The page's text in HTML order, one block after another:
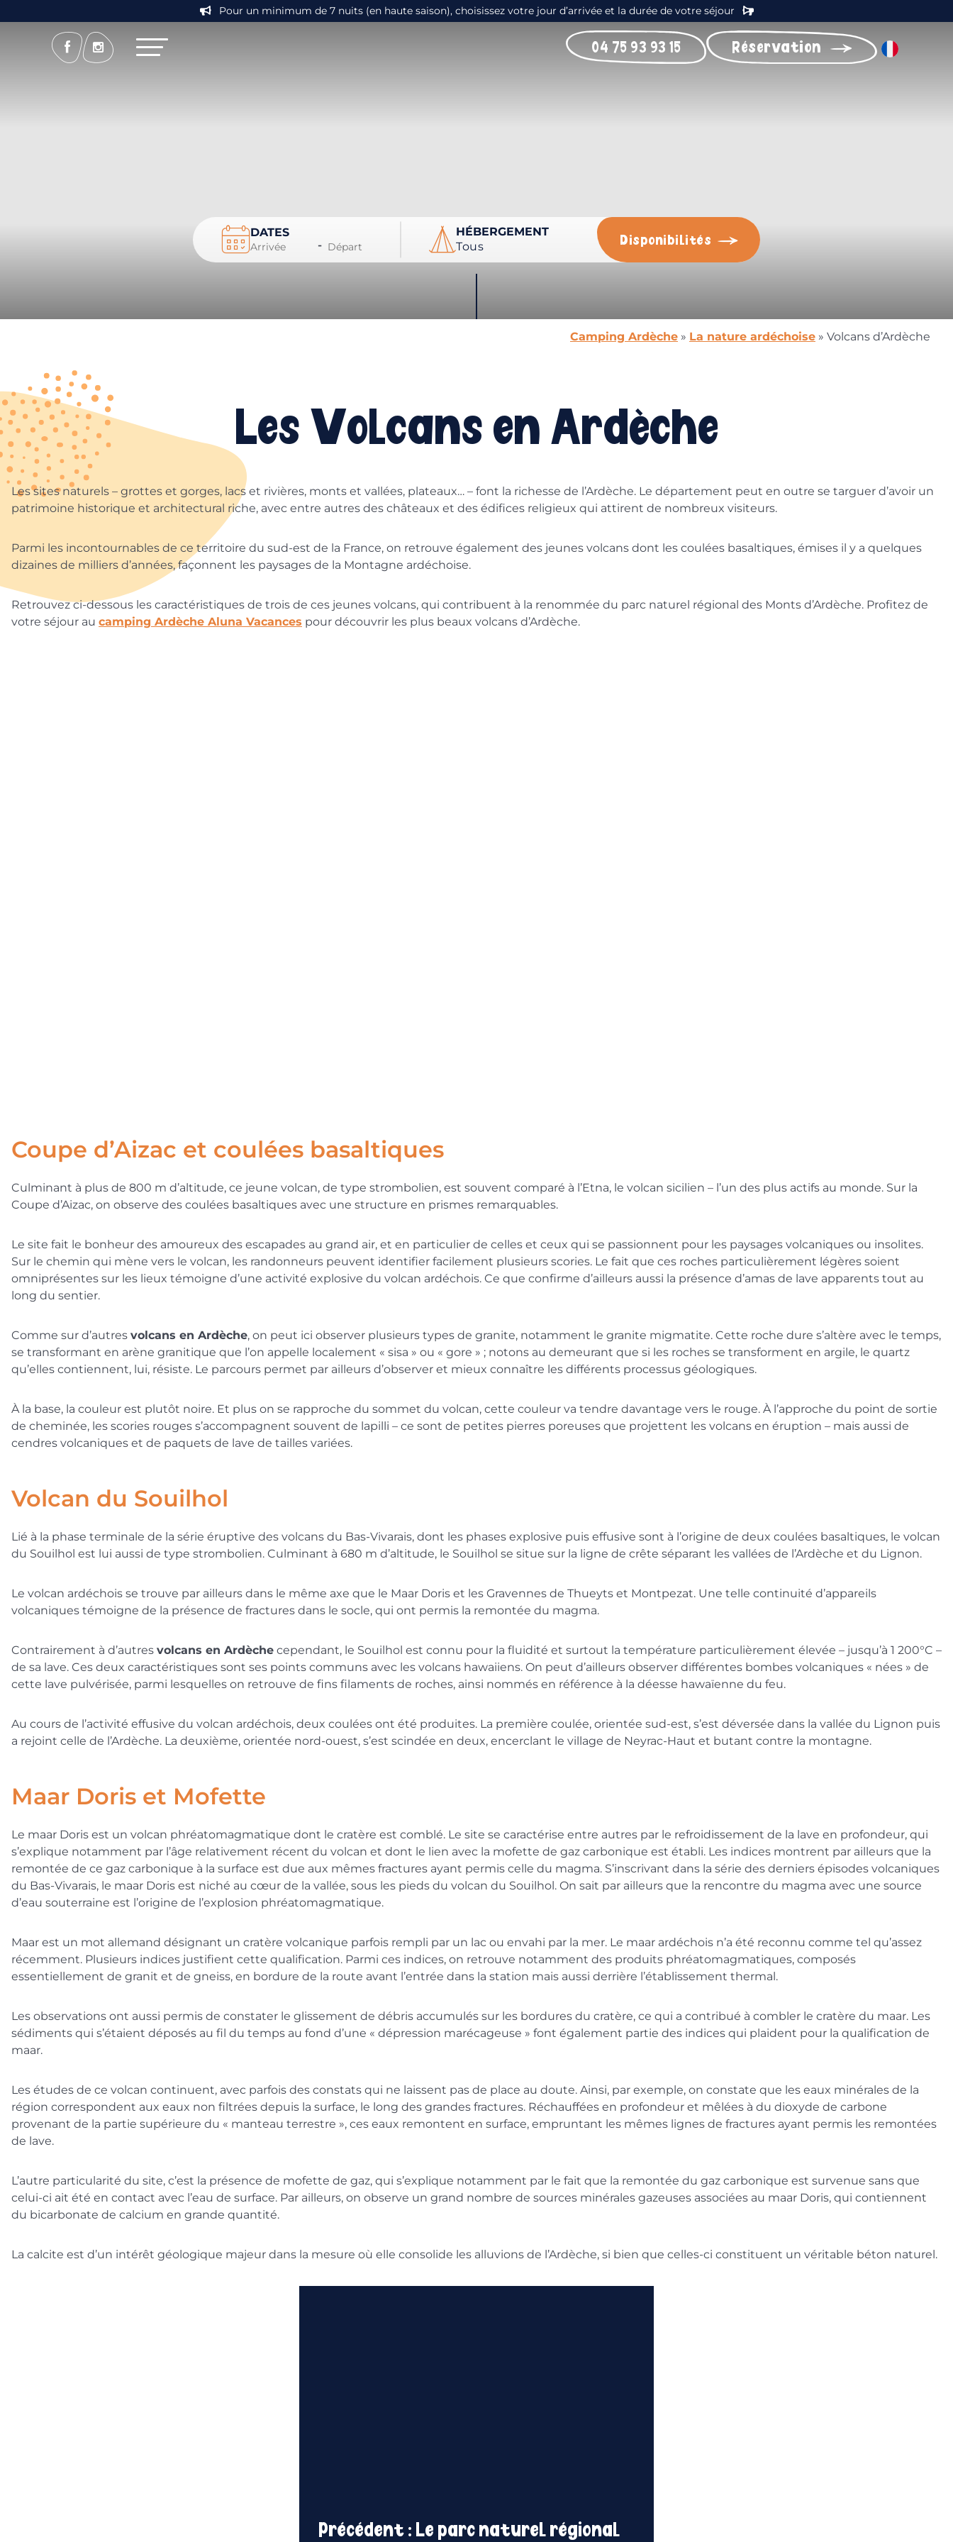
Pour un minimum de 7 nuits (en haute saison), choisissez votre jour d’arrivée et la durée de votre séjour
04 75 93 93 15 Réservation
DATES
-
HÉBERGEMENT Disponibilités
Camping Ardèche » La nature ardéchoise » Volcans d’Ardèche
Les Volcans en Ardèche
Les sites naturels – grottes et gorges, lacs et rivières, monts et vallées, plateaux… – font la richesse de l’Ardèche. Le département peut en outre se targuer d’avoir un
patrimoine historique et architectural riche, avec entre autres des châteaux et des édifices religieux qui attirent de nombreux visiteurs.
Parmi les incontournables de ce territoire du sud-est de la France, on retrouve également des jeunes volcans dont les coulées basaltiques, émises il y a quelques
dizaines de milliers d’années, façonnent les paysages de la Montagne ardéchoise.
Retrouvez ci-dessous les caractéristiques de trois de ces jeunes volcans, qui contribuent à la renommée du parc naturel régional des Monts d’Ardèche. Profitez de
votre séjour au camping Ardèche Aluna Vacances pour découvrir les plus beaux volcans d’Ardèche.
Coupe d’Aizac et coulées basaltiques
Culminant à plus de 800 m d’altitude, ce jeune volcan, de type strombolien, est souvent comparé à l’Etna, le volcan sicilien – l’un des plus actifs au monde. Sur la
Coupe d’Aizac, on observe des coulées basaltiques avec une structure en prismes remarquables.
Le site fait le bonheur des amoureux des escapades au grand air, et en particulier de celles et ceux qui se passionnent pour les paysages volcaniques ou insolites.
Sur le chemin qui mène vers le volcan, les randonneurs peuvent identifier facilement plusieurs scories. Le fait que ces roches particulièrement légères soient
omniprésentes sur les lieux témoigne d’une activité explosive du volcan ardéchois. Ce que confirme d’ailleurs aussi la présence d’amas de lave apparents tout au
long du sentier.
Comme sur d’autres volcans en Ardèche, on peut ici observer plusieurs types de granite, notamment le granite migmatite. Cette roche dure s’altère avec le temps,
se transformant en arène granitique que l’on appelle localement « sisa » ou « gore » ; notons au demeurant que si les roches se transforment en argile, le quartz
qu’elles contiennent, lui, résiste. Le parcours permet par ailleurs d’observer et mieux connaître les différents processus géologiques.
À la base, la couleur est plutôt noire. Et plus on se rapproche du sommet du volcan, cette couleur va tendre davantage vers le rouge. À l’approche du point de sortie
de cheminée, les scories rouges s’accompagnent souvent de lapilli – ce sont de petites pierres poreuses que projettent les volcans en éruption – mais aussi de
cendres volcaniques et de paquets de lave de tailles variées.
Volcan du Souilhol
Lié à la phase terminale de la série éruptive des volcans du Bas-Vivarais, dont les phases explosive puis effusive sont à l’origine de deux coulées basaltiques, le volcan
du Souilhol est lui aussi de type strombolien. Culminant à 680 m d’altitude, le Souilhol se situe sur la ligne de crête séparant les vallées de l’Ardèche et du Lignon.
Le volcan ardéchois se trouve par ailleurs dans le même axe que le Maar Doris et les Gravennes de Thueyts et Montpezat. Une telle continuité d’appareils
volcaniques témoigne de la présence de fractures dans le socle, qui ont permis la remontée du magma.
Contrairement à d’autres volcans en Ardèche cependant, le Souilhol est connu pour la fluidité et surtout la température particulièrement élevée – jusqu’à 1 200°C –
de sa lave. Ces deux caractéristiques sont ses points communs avec les volcans hawaiiens. On peut d’ailleurs observer différentes bombes volcaniques « nées » de
cette lave pulvérisée, parmi lesquelles on retrouve de fins filaments de roches, ainsi nommés en référence à la déesse hawaïenne du feu.
Au cours de l’activité effusive du volcan ardéchois, deux coulées ont été produites. La première coulée, orientée sud-est, s’est déversée dans la vallée du Lignon puis
a rejoint celle de l’Ardèche. La deuxième, orientée nord-ouest, s’est scindée en deux, encerclant le village de Neyrac-Haut et butant contre la montagne.
Maar Doris et Mofette
Le maar Doris est un volcan phréatomagmatique dont le cratère est comblé. Le site se caractérise entre autres par le refroidissement de la lave en profondeur, qui
s’explique notamment par l’âge relativement récent du volcan et dont le lien avec la mofette de gaz carbonique est établi. Les indices montrent par ailleurs que la
remontée de ce gaz carbonique à la surface est due aux mêmes fractures ayant permis celle du magma. S’inscrivant dans la série des derniers épisodes volcaniques
du Bas-Vivarais, le maar Doris est niché au cœur de la vallée, sous les pieds du volcan du Souilhol. On sait par ailleurs que la rencontre du magma avec une source
d’eau souterraine est l’origine de l’explosion phréatomagmatique.
Maar est un mot allemand désignant un cratère volcanique parfois rempli par un lac ou envahi par la mer. Le maar ardéchois n’a été reconnu comme tel qu’assez
récemment. Plusieurs indices justifient cette qualification. Parmi ces indices, on retrouve notamment des produits phréatomagmatiques, composés
essentiellement de granit et de gneiss, en bordure de la route avant l’entrée dans la station mais aussi derrière l’établissement thermal.
Les observations ont aussi permis de constater le glissement de débris accumulés sur les bordures du cratère, ce qui a contribué à combler le cratère du maar. Les
sédiments qui s’étaient déposés au fil du temps au fond d’une « dépression marécageuse » font également partie des indices qui plaident pour la qualification de
maar.
Les études de ce volcan continuent, avec parfois des constats qui ne laissent pas de place au doute. Ainsi, par exemple, on constate que les eaux minérales de la
région correspondent aux eaux non filtrées depuis la surface, le long des grandes fractures. Réchauffées en profondeur et mêlées à du dioxyde de carbone
provenant de la partie supérieure du « manteau terrestre », ces eaux remontent en surface, empruntant les mêmes lignes de fractures ayant permis les remontées
de lave.
L’autre particularité du site, c’est la présence de mofette de gaz, qui s’explique notamment par le fait que la remontée du gaz carbonique est survenue sans que
celui-ci ait été en contact avec l’eau de surface. Par ailleurs, on observe un grand nombre de sources minérales gazeuses associées au maar Doris, qui contiennent
du bicarbonate de calcium en grande quantité.
La calcite est d’un intérêt géologique majeur dans la mesure où elle consolide les alluvions de l’Ardèche, si bien que celles-ci constituent un véritable béton naturel.
Précédent : Le parc naturel régional